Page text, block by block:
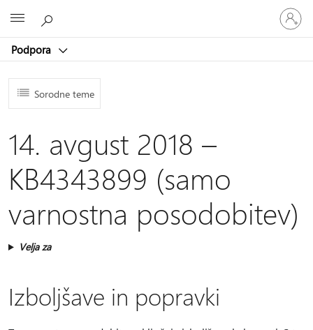
Podpora
Vpišite
se
v
račun
Sorodne teme
14. avgust 2018 –
KB4343899 (samo
varnostna posodobitev)
Velja za
Izboljšave in popravki